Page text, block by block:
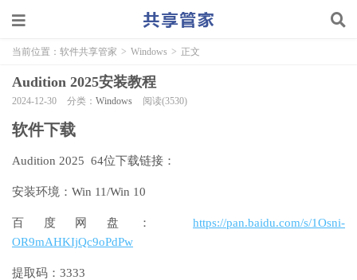
当前位置： 软件共享管家 > Windows > 正文
Audition 2025安装教程
2024-12-30 分类： Windows 阅读(3530)
软件下载
Audition 2025 64位下载链接：
安装环境：Win 11/Win 10
百度网盘： https://pan.baidu.com/s/1Osni-
OR9mAHKIjQc9oPdPw
提取码：3333